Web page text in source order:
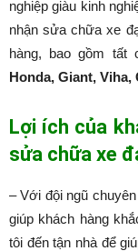
nghiệp giàu kinh
nhận sửa chữa xe
hàng, bao gồm tất
Honda, Giant,
Lợi ích của
sửa chữa xe
– Với đội ngũ
giúp khách hàng
tôi đến tận nhà để